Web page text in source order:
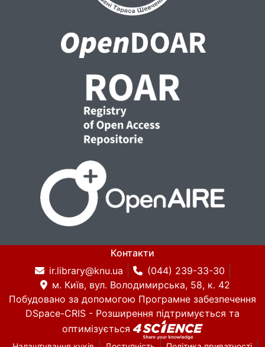
Контакти
ir.library@knu.ua
(044) 239-33-30
м. Київ, вул. Володимирська, 58, к. 42
Побудовано за допомогою Програмне забезпечення
DSpace-CRIS - Розширення підтримується та
оптимізується